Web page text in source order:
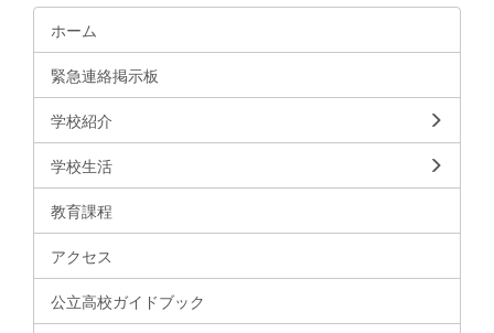
ホーム
緊急連絡掲示板
学校紹介
学校生活
教育課程
アクセス
公立高校ガイドブック